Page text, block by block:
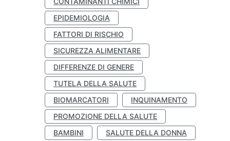
EPIDEMIOLOGIA
FATTORI DI RISCHIO
SICUREZZA ALIMENTARE
DIFFERENZE DI GENERE
TUTELA DELLA SALUTE
BIOMARCATORI
INQUINAMENTO
PROMOZIONE DELLA SALUTE
BAMBINI
SALUTE DELLA DONNA